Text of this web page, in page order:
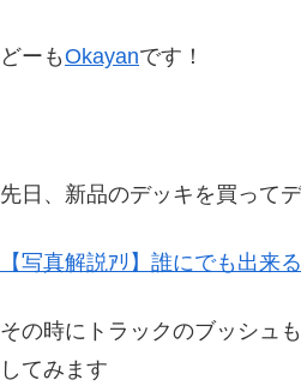
どーもOkayanです！
先日、新品のデッキを買って
【写真解説ｱﾘ】誰にでも出来
その時にトラックのブッシュ
してみます